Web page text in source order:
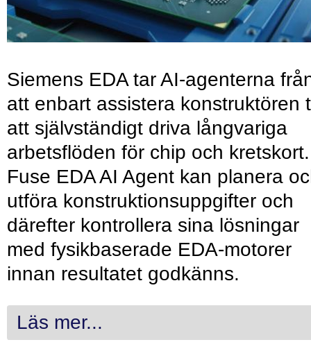
Siemens EDA tar AI-agenterna
att enbart assistera konstruktören
att självständigt driva långvariga
arbetsflöden för chip och kretskort.
Fuse EDA AI Agent kan planera
utföra konstruktionsuppgifter och
därefter kontrollera sina lösningar
med fysikbaserade EDA-motorer
innan resultatet godkänns.
Läs mer...